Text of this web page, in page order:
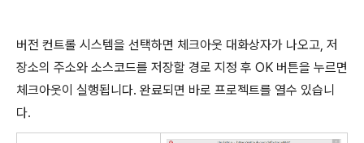
버전 컨트롤 시스템을 선택하면 체크아웃 대화상자가 나오고, 저
장소의 주소와 소스코드를 저장할 경로 지정 후 OK 버튼을 누르면
체크아웃이 실행됩니다. 완료되면 바로 프로젝트를 열수 있습니
다.